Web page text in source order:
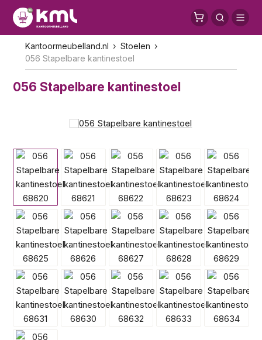
Kantoormeubelland.nl
Stoelen
056 Stapelbare kantinestoel
056 Stapelbare kantinestoel